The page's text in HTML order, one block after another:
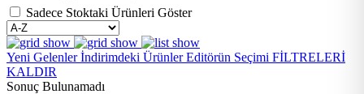
Sadece Stoktaki Ürünleri Göster
Yeni Gelenlerİndirimdeki ÜrünlerEditörün Seçimi FİLTRELERİ
KALDIR
Sonuç Bulunamadı